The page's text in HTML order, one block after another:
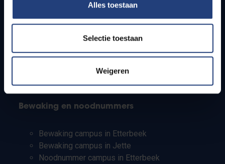
Alles toestaan
Selectie toestaan
Weigeren
Studenten
PhD-studenten
Leerkrachten en secundaire scholen
Bewaking en noodnummers
Bewaking campus in Etterbeek
Bewaking campus in Jette
Noodnummer campus in Etterbeek